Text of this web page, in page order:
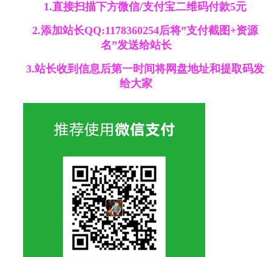
1.直接扫描下方微信/支付宝二维码付款5元
2.添加站长QQ:1178360254后将”支付截图+资源
名”发送给站长
3.站长收到信息后第一时间将网盘地址和提取码发
给大家